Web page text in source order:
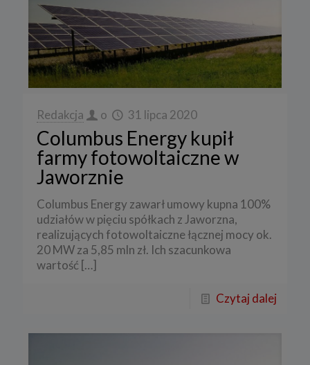
Redakcja o 31 lipca 2020
Columbus Energy kupił
farmy fotowoltaiczne w
Jaworznie
Columbus Energy zawarł umowy kupna 100%
udziałów w pięciu spółkach z Jaworzna,
realizujących fotowoltaiczne łącznej mocy ok.
20 MW za 5,85 mln zł. Ich szacunkowa
wartość […]
Czytaj dalej